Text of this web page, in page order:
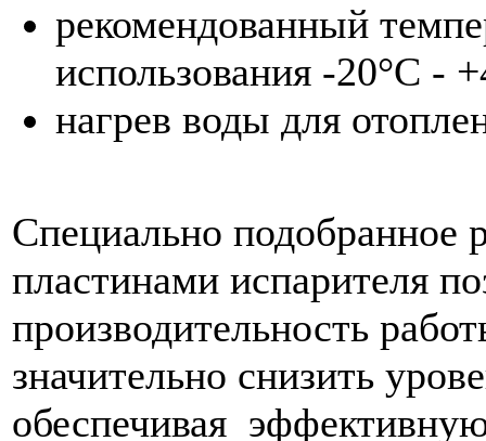
рекомендованный
использования -20°C -
нагрев воды для
Специально подобранное
пластинами испарителя
производительность
значительно снизить
обеспечивая